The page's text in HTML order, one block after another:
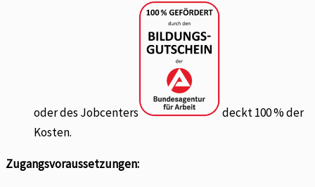
oder des Jobcenters
deckt 100 % der
Kosten.
Zugangsvoraussetzungen: